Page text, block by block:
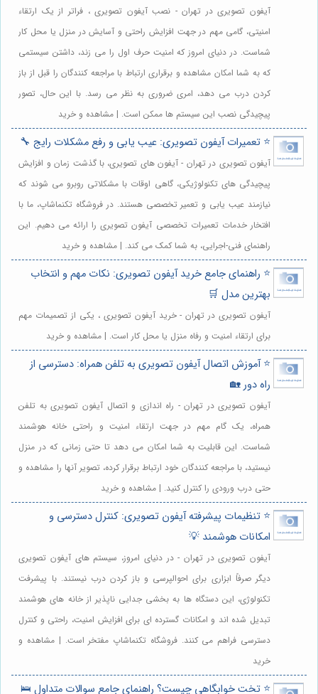
آیفون تصویری در تهران - نصب آیفون تصویری ، فراتر از یک ارتقاء
امنیتی، گامی مهم در جهت افزایش راحتی و آسایش در منزل یا محل کار
شماست. در دنیای امروز که امنیت حرف اول را می زند، داشتن سیستمی
که به شما امکان مشاهده و برقراری ارتباط با مراجعه کنندگان را قبل از باز
کردن درب می دهد، امری ضروری به نظر می رسد. با این حال، تصور
پیچیدگی نصب این سیستم ها ممکن است. | مشاهده و خرید
⭐️ تعمیرات آیفون تصویری: عیب یابی و رفع مشکلات رایج 🔧
آیفون تصویری در تهران - آیفون های تصویری، با گذشت زمان و افزایش
پیچیدگی های تکنولوژیکی، گاهی اوقات با مشکلاتی روبرو می شوند که
نیازمند عیب یابی و تعمیر تخصصی هستند. در فروشگاه تکنماشاپ، ما با
افتخار خدمات تعمیرات تخصصی آیفون تصویری را ارائه می دهیم. این
راهنمای فنی-اجرایی، به شما کمک می کند. | مشاهده و خرید
⭐️ راهنمای جامع خرید آیفون تصویری: نکات مهم و انتخاب
بهترین مدل 🛒
آیفون تصویری در تهران - خرید آیفون تصویری ، یکی از تصمیمات مهم
برای ارتقاء امنیت و رفاه منزل یا محل کار است. | مشاهده و خرید
⭐️ آموزش اتصال آیفون تصویری به تلفن همراه: دسترسی از
راه دور 🏡
آیفون تصویری در تهران - راه اندازی و اتصال آیفون تصویری به تلفن
همراه، یک گام مهم در جهت ارتقاء امنیت و راحتی خانه هوشمند
شماست. این قابلیت به شما امکان می دهد تا حتی زمانی که در منزل
نیستید، با مراجعه کنندگان خود ارتباط برقرار کرده، تصویر آنها را مشاهده و
حتی درب ورودی را کنترل کنید. | مشاهده و خرید
⭐️ تنظیمات پیشرفته آیفون تصویری: کنترل دسترسی و
امکانات هوشمند 💡
آیفون تصویری در تهران - در دنیای امروز، سیستم های آیفون تصویری
دیگر صرفاً ابزاری برای احوالپرسی و باز کردن درب نیستند. با پیشرفت
تکنولوژی، این دستگاه ها به بخشی جدایی ناپذیر از خانه های هوشمند
تبدیل شده اند و امکانات گسترده ای برای افزایش امنیت، راحتی و کنترل
دسترسی فراهم می کنند. فروشگاه تکنماشاپ مفتخر است. | مشاهده و
خرید
⭐️ تخت خوابگاهی چیست؟ راهنمای جامع سوالات متداول 🛌